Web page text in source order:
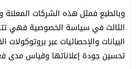
وبالطبع فمثل هذه الشركات المعلنة
الثالث في سياسة الخصوصية فهي
البيانات والإحصائيات عبر بروتوكولات
تحسين جودة إعلاناتها وقياس مدى